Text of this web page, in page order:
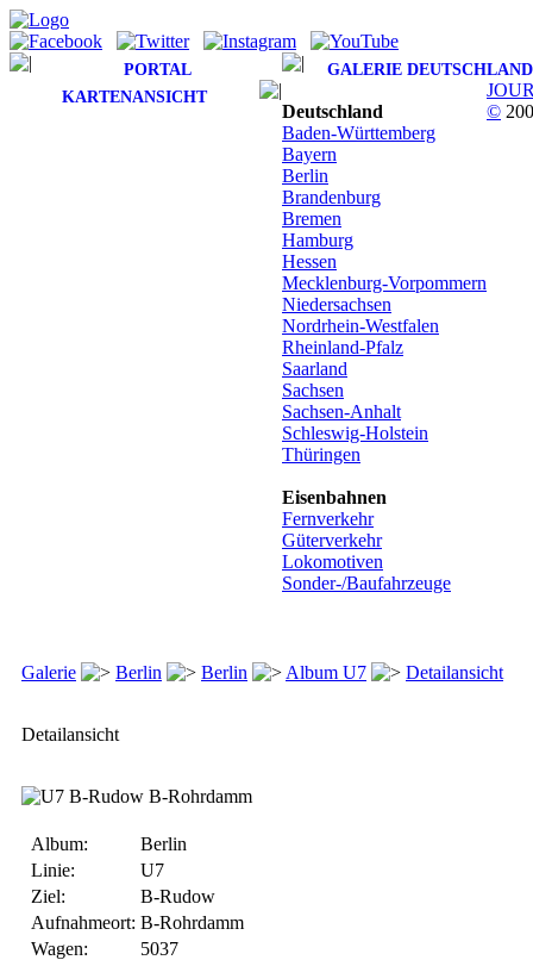
PORTAL
GALERIE DEUTSCHLAND
KARTENANSICHT
Deutschland
Baden-Württemberg
Bayern
Berlin
Brandenburg
Bremen
Hamburg
Hessen
Mecklenburg-Vorpommern
Niedersachsen
Nordrhein-Westfalen
Rheinland-Pfalz
Saarland
Sachsen
Sachsen-Anhalt
Schleswig-Holstein
Thüringen
Eisenbahnen
Fernverkehr
Güterverkehr
Lokomotiven
Sonder-/Baufahrzeuge
Galerie Berlin Berlin Album U7 Detailansicht
Detailansicht
Album:
Berlin
Linie:
U7
Ziel:
B-Rudow
Aufnahmeort: B-Rohrdamm
Wagen:
5037
©